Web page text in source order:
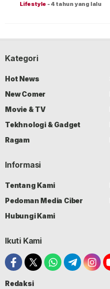
Lifestyle - 4 tahun yang lalu
Kategori
Hot News
New Comer
Movie & TV
Tekhnologi & Gadget
Ragam
Informasi
Tentang Kami
Pedoman Media Ciber
Hubungi Kami
Ikuti Kami
Redaksi